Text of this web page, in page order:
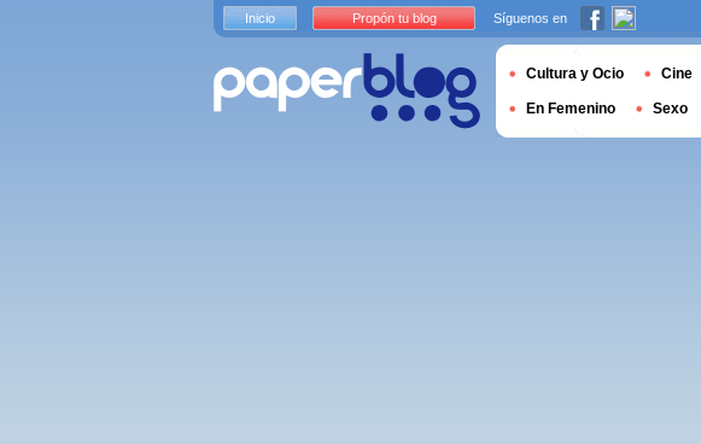
Inicio Propón tu blog Síguenos en
Cultura y Ocio Cine
En Femenino Sexo